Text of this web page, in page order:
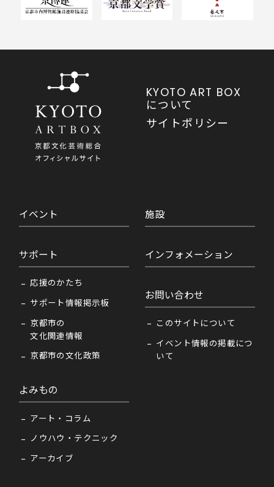
KYOTO ART BOX
について
サイトポリシー
イベント
サポート
応援のかたち
サポート情報掲示板
京都市の
文化関連情報
京都市の文化政策
よみもの
アート・コラム
ノウハウ・テクニック
アーカイブ
施設
インフォメーション
お問い合わせ
このサイトについて
イベント情報の掲載につ
いて